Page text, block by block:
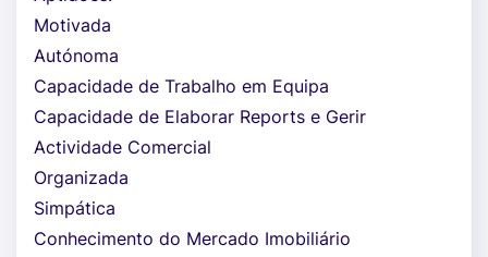
Motivada
Autónoma
Capacidade de Trabalho em Equipa
Capacidade de Elaborar Reports e Gerir
Actividade Comercial
Organizada
Simpática
Conhecimento do Mercado Imobiliário